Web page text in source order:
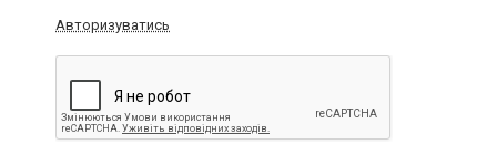
Авторизуватись